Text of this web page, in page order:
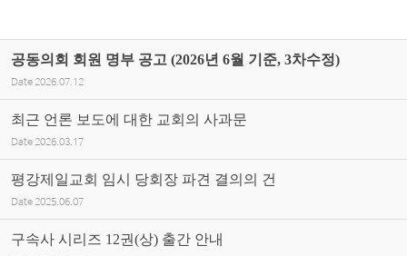
공동의회 회원 명부 공고 (2026년 6월 기준, 3차수정)
Date 2026.07.12
최근 언론 보도에 대한 교회의 사과문
Date 2026.03.17
평강제일교회 임시 당회장 파견 결의의 건
Date 2025.06.07
구속사 시리즈 12권(상) 출간 안내